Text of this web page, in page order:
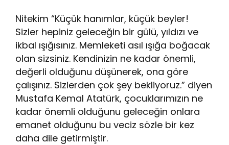
Nitekim “Küçük hanımlar, küçük beyler!
Sizler hepiniz geleceğin bir gülü, yıldızı ve
ikbal ışığısınız. Memleketi asıl ışığa boğacak
olan sizsiniz. Kendinizin ne kadar önemli,
değerli olduğunu düşünerek, ona göre
çalışınız. Sizlerden çok şey bekliyoruz.” diyen
Mustafa Kemal Atatürk, çocuklarımızın ne
kadar önemli olduğunu geleceğin onlara
emanet olduğunu bu veciz sözle bir kez
daha dile getirmiştir.